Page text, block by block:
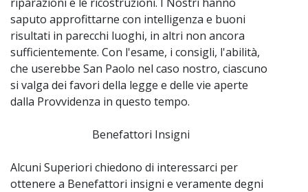
saputo approfittarne con intelligenza e buoni
risultati in parecchi luoghi, in altri non ancora
sufficientemente. Con l'esame, i consigli, l'abilità,
che userebbe San Paolo nel caso nostro, ciascuno
si valga dei favori della legge e delle vie aperte
dalla Provvidenza in questo tempo.
Benefattori Insigni
Alcuni Superiori chiedono di interessarci per
ottenere a Benefattori insigni e veramente degni